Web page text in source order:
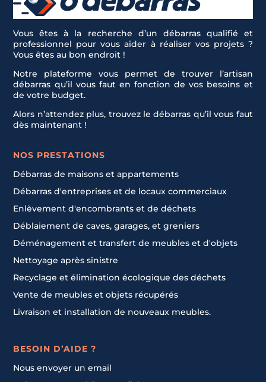
Vous êtes à la recherche d’un débarras qualifié et
professionnel pour vous aider à réaliser vos projets ?
Vous êtes au bon endroit !
Notre plateforme vous permet de trouver l’artisan
débarras qu’il vous faut en fonction de vos besoins et
de votre budget.
Alors n’attendez plus, trouvez le débarras qu’il vous faut
dès maintenant !
NOS PRESTATIONS
Débarras de maisons et appartements
Débarras d'entreprises et de locaux commerciaux
Enlèvement d'encombrants et de déchets
Déblaiement de caves, garages, et greniers
Déménagement et transfert de meubles et d'objets
Nettoyage après sinistre
Recyclage et élimination écologique des déchets
Vente de meubles et objets récupérés
Livraison et installation de nouveaux meubles.
BESOIN D’AIDE ?
Nous envoyer un email